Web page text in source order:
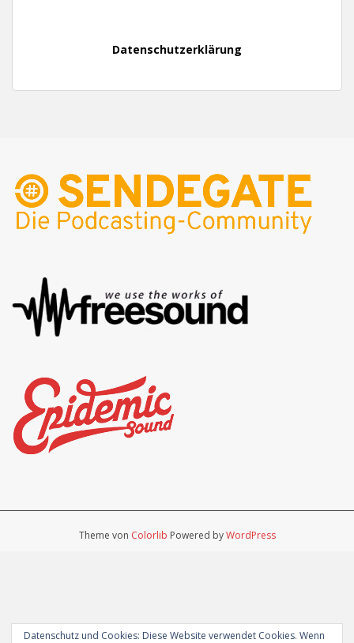
Datenschutzerklärung
Theme von Colorlib Powered byWordPress
Datenschutz und Cookies: Diese Website verwendet Cookies. Wenn